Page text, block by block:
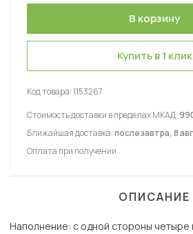
Купить в 1 клик
Код товара:1153267
Стоимость доставки в пределах МКАД:
Ближайшая доставка:послезавтра, 8
Оплата при получении
ОПИСАНИЕ
Наполнение: с одной стороны четыре